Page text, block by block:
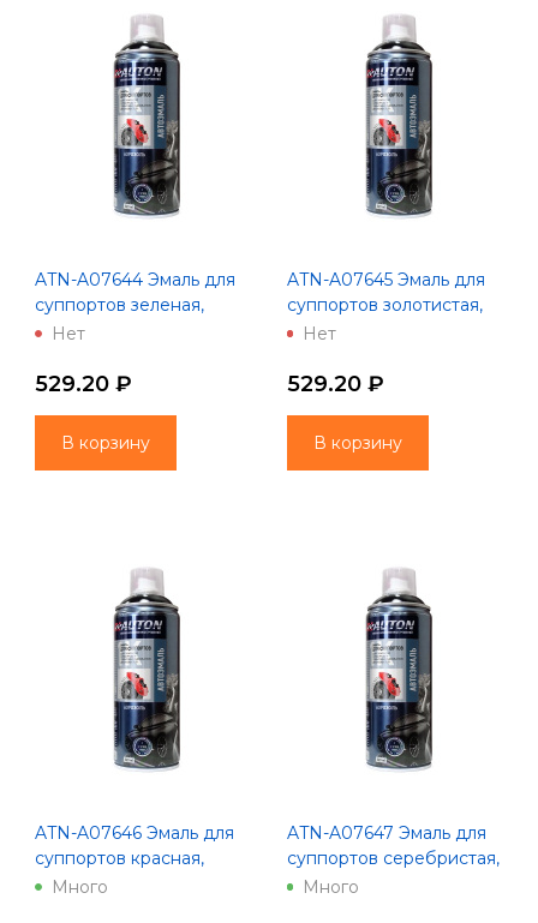
ATN-A07644 Эмаль для
суппортов зеленая,
"AUTON", аэрозоль, 520
Нет
529.20 ₽
В корзину
ATN-A07645 Эмаль для
суппортов золотистая,
"AUTON", аэрозоль, 520
Нет
529.20 ₽
В корзину
ATN-A07646 Эмаль для
суппортов красная,
"AUTON", аэрозоль, 520
Много
ATN-A07647 Эмаль для
суппортов серебристая,
"AUTON", аэрозоль, 520
Много